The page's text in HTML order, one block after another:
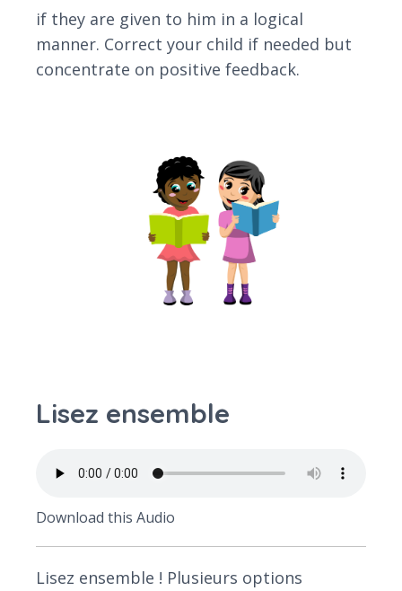
if they are given to him in a logical
manner. Correct your child if needed but
concentrate on positive feedback.
Lisez ensemble
Download this Audio
Lisez ensemble ! Plusieurs options